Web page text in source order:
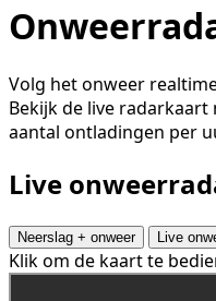
Volg het onweer
Bekijk de live
aantal ontladingen per
Live
Neerslag + onweer Live
Klik om de kaart te